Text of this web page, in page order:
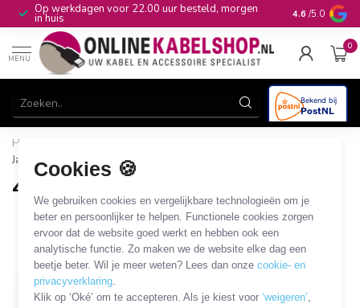
Cookies 🍪
We gebruiken cookies en vergelijkbare technologieën om je
beter en persoonlijker te helpen. Functionele cookies zorgen
ervoor dat de website goed werkt en hebben ook een
analytische functie. Zo maken we de website elke dag een
beetje beter. Wil je meer weten? Lees dan onzecookie- en
privacyverklaring
Klik op ‘Oké’ om te accepteren. Als je kiest voor‘weigeren’
Op werkdagen voor 22.00 uur besteld, morgen
in huis 10+jaar
4.6 /5.0
MENU
0
Home
Jack - terminal block
4,4mm Jack - terminal block
1 PRODUCT
Filters SORTEER OP